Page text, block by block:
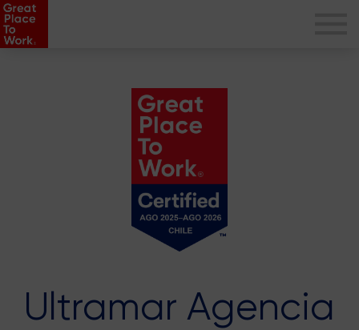
Ultramar Agencia